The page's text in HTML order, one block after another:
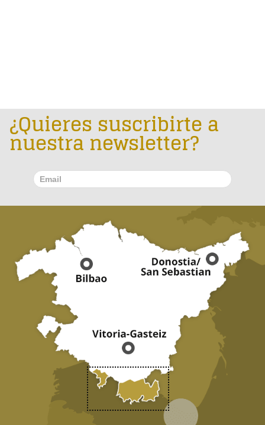
¿Quieres suscribirte a
nuestra newsletter?